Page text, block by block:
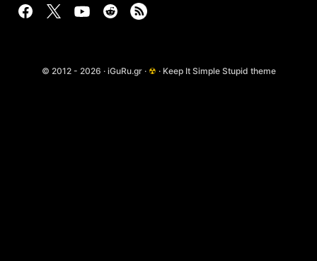
© 2012 - 2026 · iGuRu.gr · ☢ · Keep It Simple Stupid theme